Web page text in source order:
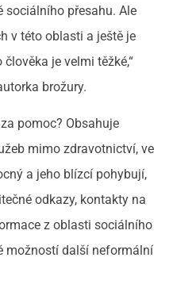
sociálního přesahu. Ale
v této oblasti a ještě je
je velmi těžké,“
brožury.
pomoc? Obsahuje
mimo zdravotnictví, ve
a jeho blízcí pohybují,
odkazy, kontakty na
z oblasti sociálního
možností další neformální